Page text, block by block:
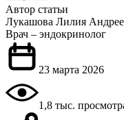
Автор статьи
Лукашова Лилия
Врач – эндокринолог
23 марта 2026
1,8 тыс.